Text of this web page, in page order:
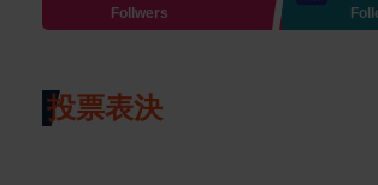
Follwers
投票表決